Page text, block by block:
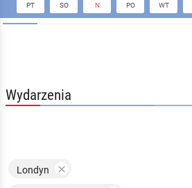
PT SO N PO WT
Wydarzenia
Londyn 